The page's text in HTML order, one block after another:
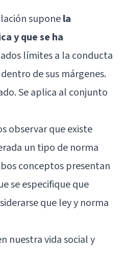
suponela
y que se ha
límites a la conducta
de sus márgenes.
Se aplica al conjunto
observar que existe
un tipo de norma
conceptos presentan
se especifique que
que ley y norma
nuestra vida social y